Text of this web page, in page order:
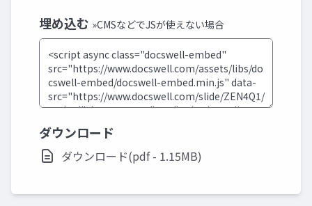
埋め込む »CMSなどでJSが使えない場合
ダウンロード
ダウンロード(pdf - 1.15MB)